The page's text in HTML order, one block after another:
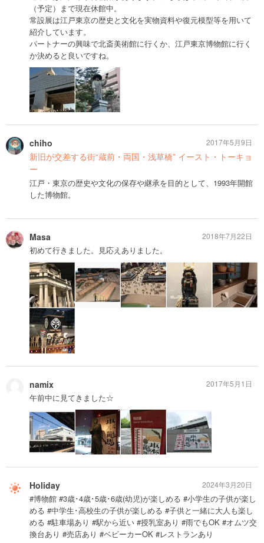
（予定）まで現在休館中。
常設展は江戸東京の歴史と文化を実物資料や復元模型等を用いて
紹介しています。
パートナーの興味で北斎美術館に行くか、江戸東京博物館に行く
か決めると良いですね。
chiho
新旧が交差する街“蔵前・両国・浅草橋” イースト・トーキョ
ー
江戸・東京の歴史や文化の保存や継承を目的として、1993年開館
した博物館。
2017年5月9日
Masa
初めて行きました。見応えありました。
2018年7月22日
namix
午前中に見てきました☆
2017年5月1日
Holiday
#博物館 #3歳･4歳･5歳･6歳(幼児)が楽しめる #小学生の子供が楽し
める #中学生･高校生の子供が楽しめる #子供と一緒に大人も楽し
める #駐車場あり #駅から近い #授乳室あり #雨でもOK #オムツ交
換台あり #売店あり #ベビーカーOK #レストランあり
2024年3月20日